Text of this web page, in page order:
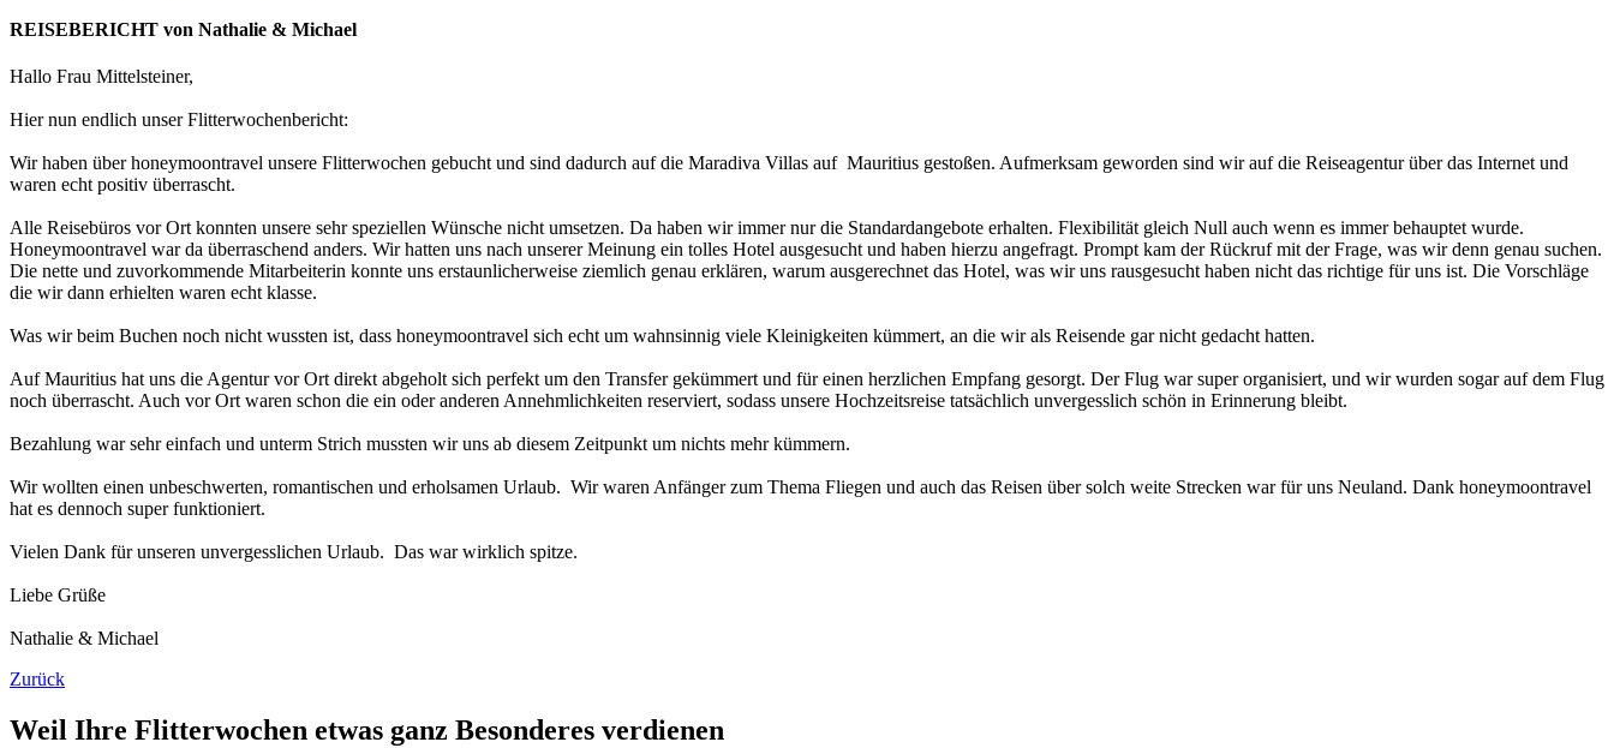
REISEBERICHT von Nathalie & Michael
Hallo Frau Mittelsteiner,
Hier nun endlich unser Flitterwochenbericht:
Wir haben über honeymoontravel unsere Flitterwochen gebucht und sind dadurch auf die Maradiva Villas auf Mauritius gestoßen. Aufmerksam geworden sind wir auf die Reiseagentur über das Internet und
waren echt positiv überrascht.
Alle Reisebüros vor Ort konnten unsere sehr speziellen Wünsche nicht umsetzen. Da haben wir immer nur die Standardangebote erhalten. Flexibilität gleich Null auch wenn es immer behauptet wurde.
Honeymoontravel war da überraschend anders. Wir hatten uns nach unserer Meinung ein tolles Hotel ausgesucht und haben hierzu angefragt. Prompt kam der Rückruf mit der Frage, was wir denn genau suchen.
Die nette und zuvorkommende Mitarbeiterin konnte uns erstaunlicherweise ziemlich genau erklären, warum ausgerechnet das Hotel, was wir uns rausgesucht haben nicht das richtige für uns ist. Die Vorschläge
die wir dann erhielten waren echt klasse.
Was wir beim Buchen noch nicht wussten ist, dass honeymoontravel sich echt um wahnsinnig viele Kleinigkeiten kümmert, an die wir als Reisende gar nicht gedacht hatten.
Auf Mauritius hat uns die Agentur vor Ort direkt abgeholt sich perfekt um den Transfer gekümmert und für einen herzlichen Empfang gesorgt. Der Flug war super organisiert, und wir wurden sogar auf dem Flug
noch überrascht. Auch vor Ort waren schon die ein oder anderen Annehmlichkeiten reserviert, sodass unsere Hochzeitsreise tatsächlich unvergesslich schön in Erinnerung bleibt.
Bezahlung war sehr einfach und unterm Strich mussten wir uns ab diesem Zeitpunkt um nichts mehr kümmern.
Wir wollten einen unbeschwerten, romantischen und erholsamen Urlaub. Wir waren Anfänger zum Thema Fliegen und auch das Reisen über solch weite Strecken war für uns Neuland. Dank honeymoontravel
hat es dennoch super funktioniert.
Vielen Dank für unseren unvergesslichen Urlaub. Das war wirklich spitze.
Liebe Grüße
Nathalie & Michael
Zurück
Weil Ihre Flitterwochen etwas ganz Besonderes verdienen